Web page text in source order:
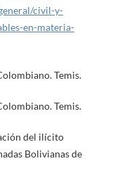
civil-y-
en-materia-
Temis.
Temis.
del ilícito
Bolivianas de